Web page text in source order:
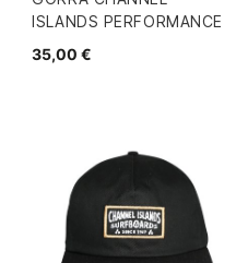
ISLANDS PERFORMANCE
35,00 €